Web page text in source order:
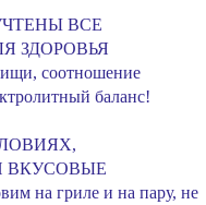
ВСЕ
ЗДОРОВЬЯ
соотношение
баланс!
ВКУСОВЫЕ
на гриле и на пару, не